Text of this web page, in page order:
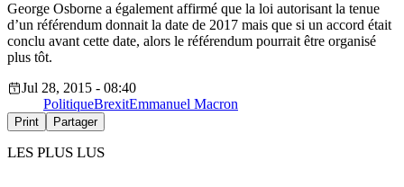
George Osborne a également affirmé que la loi autorisant la tenue
d’un référendum donnait la date de 2017 mais que si un accord était
conclu avant cette date, alors le référendum pourrait être organisé
plus tôt.
Jul 28, 2015 - 08:40
PolitiqueBrexitEmmanuel Macron
Print Partager
LES PLUS LUS